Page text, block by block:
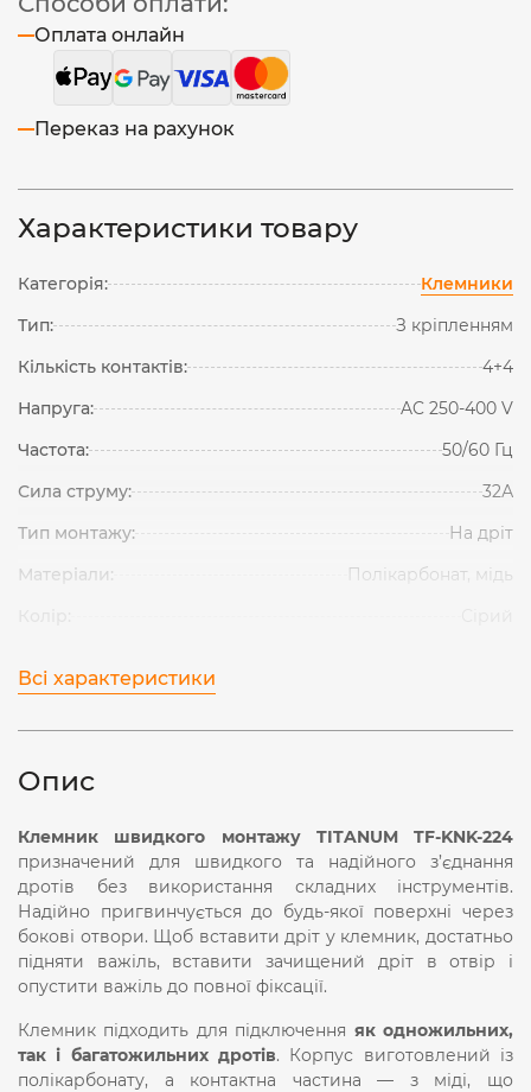
Оплата онлайн
Переказ на рахунок
Характеристики товару
Категорія:
Клемники
Тип:
З кріпленням
Кількість контактів:
4+4
Напруга:
AC 250-400 V
Частота:
50/60 Гц
Сила струму:
32А
Тип монтажу:
На дріт
Матеріали:
Полікарбонат, мідь
Всі характеристики
Опис
Клемник швидкого монтажу TITANUM TF-KNK-224
призначений для швидкого та надійного з’єднання
дротів без використання складних інструментів.
Надійно пригвинчується до будь-якої поверхні через
бокові отвори. Щоб вставити дріт у клемник, достатньо
підняти важіль, вставити зачищений дріт в отвір і
опустити важіль до повної фіксації.
Клемник підходить для підключення як одножильних,
так і багатожильних дротів. Корпус виготовлений із
полікарбонату, а контактна частина — з міді, що